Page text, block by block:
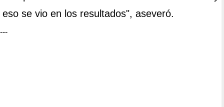
eso se vio en los resultados", aseveró.
---